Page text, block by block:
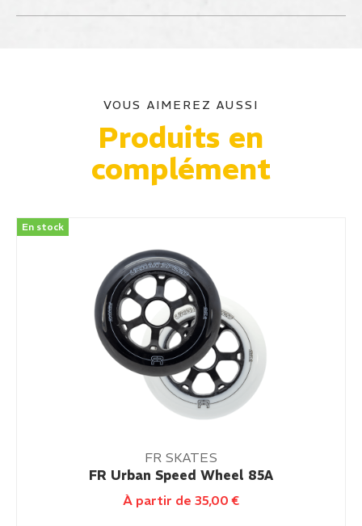
VOUS AIMEREZ AUSSI
Produits en
complément
En stock
FR SKATES
FR Urban Speed Wheel 85A
À partir de 35,00€